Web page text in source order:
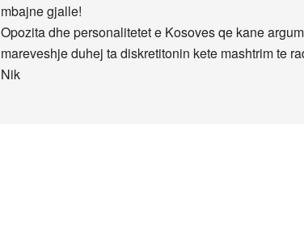
mbajne gjalle!
Opozita dhe personalitetet e Kosoves qe kane
mareveshje duhej ta diskretitonin kete mashtrim te
Nik